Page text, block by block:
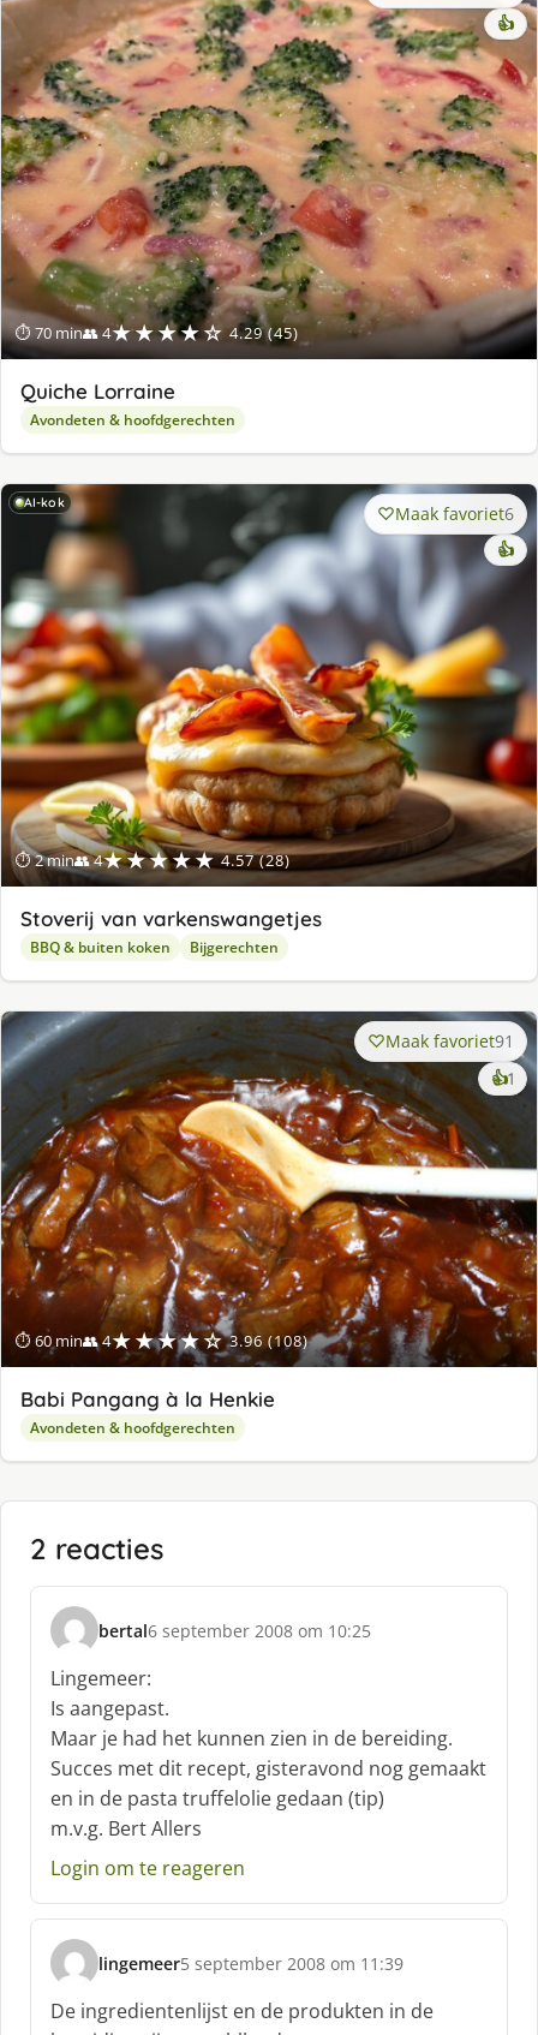
⏱ 70 min👥 4★★★★☆ 4.29 (45)
👍
Quiche Lorraine
Avondeten & hoofdgerechten
AI-kok
⏱ 2 min👥 4★★★★★ 4.57 (28)
Maak favoriet6
👍
Stoverij van varkenswangetjes
BBQ & buiten koken Bijgerechten
⏱ 60 min👥 4★★★★☆ 3.96 (108)
Maak favoriet91
👍1
Babi Pangang à la Henkie
Avondeten & hoofdgerechten
2 reacties
bertal
s
c
h
r
e
e
f
6 september 2008 om 10:25
Lingemeer:
Is aangepast.
Maar je had het kunnen zien in de bereiding.
Succes met dit recept, gisteravond nog gemaakt
en in de pasta truffelolie gedaan (tip)
m.v.g. Bert Allers
Login om te reageren
lingemeer
s
c
h
5 september 2008 om 11:39
De ingredientenlijst en de produkten in de